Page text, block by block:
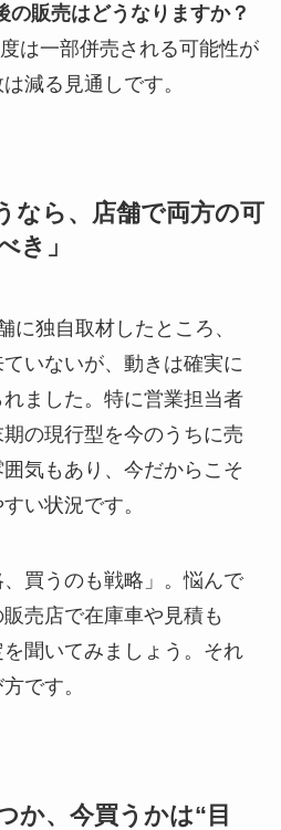
の販売はどうなりますか？
は一部併売される可能性が
減る見通しです。
なら、店舗で両方の可
き」
に独自取材したところ、
ていないが、動きは確実に
ました。特に営業担当者
の現行型を今のうちに売
気もあり、今だからこそ
い状況です。
買うのも戦略」。悩んで
売店で在庫車や見積も
聞いてみましょう。それ
です。
か、今買うかは“目